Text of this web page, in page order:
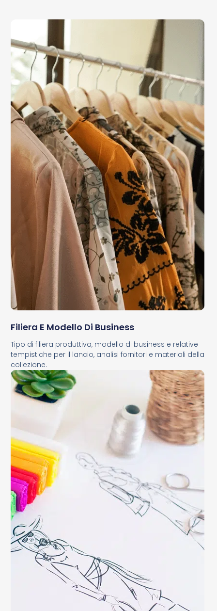
Filiera E Modello Di Business
Tipo di filiera produttiva, modello di business e relative
tempistiche per il lancio, analisi fornitori e materiali della
collezione.